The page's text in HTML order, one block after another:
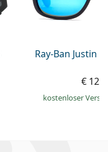
Ray-Ban Justin
€
kostenloser